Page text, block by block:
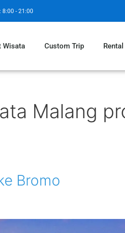
8:00 - 21:00
Wisata Custom Trip
Malang
Bromo